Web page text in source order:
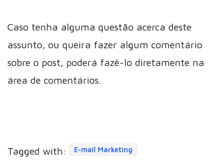
Caso tenha alguma questão acerca deste
assunto, ou queira fazer algum comentário
sobre o post, poderá fazê-lo diretamente na
área de comentários.
Tagged with: E-mail Marketing